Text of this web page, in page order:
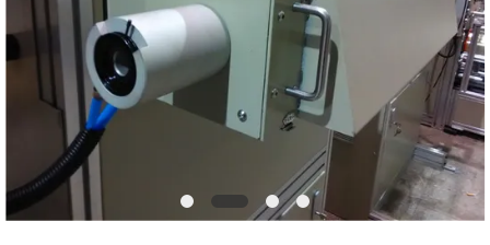
PRIVACY
POLICY